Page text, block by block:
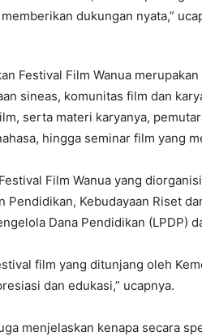
dukungan nyata,”
Festival Film Wanua
sineas, komunitas film dan
serta materi karyanya,
hingga seminar film yang
Film Wanua yang
Pendidikan, Kebudayaan Riset
Dana Pendidikan (LPDP)
film yang ditunjang oleh
dan edukasi,” ucapnya.
menjelaskan kenapa secara